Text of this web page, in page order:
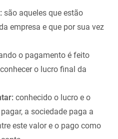
são aqueles que estão
empresa e que por sua vez
o pagamento é feito
o lucro final da
conhecido o lucro e o
a sociedade paga a
este valor e o pago como